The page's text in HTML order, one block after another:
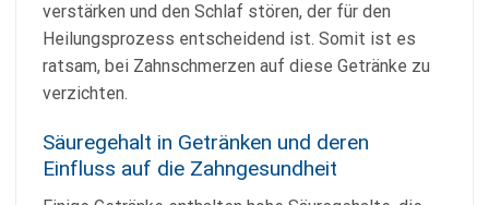
verstärken und den Schlaf stören, der für den
Heilungsprozess entscheidend ist. Somit ist es
ratsam, bei Zahnschmerzen auf diese Getränke zu
verzichten.
Säuregehalt in Getränken und deren
Einfluss auf die Zahngesundheit